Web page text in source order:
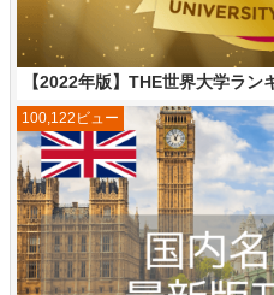
【2022年版】THE世界大学ラン
100,122ビュー